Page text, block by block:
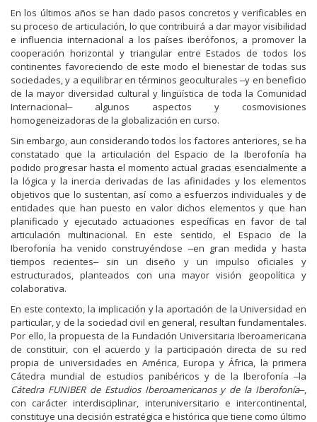
En los últimos años se han dado pasos concretos y verificables en
su proceso de articulación, lo que contribuirá a dar mayor visibilidad
e influencia internacional a los países iberófonos, a promover la
cooperación horizontal y triangular entre Estados de todos los
continentes favoreciendo de este modo el bienestar de todas sus
sociedades, y a equilibrar en términos geoculturales ‒y en beneficio
de la mayor diversidad cultural y lingüística de toda la Comunidad
Internacional‒ algunos aspectos y cosmovisiones
homogeneizadoras de la globalización en curso.
Sin embargo, aun considerando todos los factores anteriores, se ha
constatado que la articulación del Espacio de la Iberofonía ha
podido progresar hasta el momento actual gracias esencialmente a
la lógica y la inercia derivadas de las afinidades y los elementos
objetivos que lo sustentan, así como a esfuerzos individuales y de
entidades que han puesto en valor dichos elementos y que han
planificado y ejecutado actuaciones específicas en favor de tal
articulación multinacional. En este sentido, el Espacio de la
Iberofonía ha venido construyéndose ‒en gran medida y hasta
tiempos recientes‒ sin un diseño y un impulso oficiales y
estructurados, planteados con una mayor visión geopolítica y
colaborativa.
En este contexto, la implicación y la aportación de la Universidad en
particular, y de la sociedad civil en general, resultan fundamentales.
Por ello, la propuesta de la Fundación Universitaria Iberoamericana
de constituir, con el acuerdo y la participación directa de su red
propia de universidades en América, Europa y África, la primera
Cátedra mundial de estudios panibéricos y de la Iberofonía ‒la
Cátedra FUNIBER de Estudios Iberoamericanos y de la Iberofonía‒,
con carácter interdisciplinar, interuniversitario e intercontinental,
constituye una decisión estratégica e histórica que tiene como último